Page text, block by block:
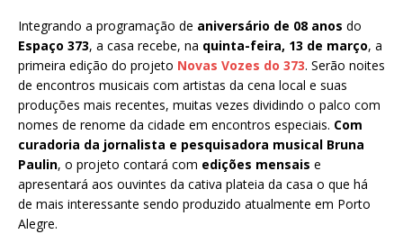
Integrando a programação de aniversário de 08 anos do
Espaço 373, a casa recebe, na quinta-feira, 13 de março, a
primeira edição do projeto Novas Vozes do 373. Serão noites
de encontros musicais com artistas da cena local e suas
produções mais recentes, muitas vezes dividindo o palco com
nomes de renome da cidade em encontros especiais. Com
curadoria da jornalista e pesquisadora musical Bruna
Paulin, o projeto contará com edições mensais e
apresentará aos ouvintes da cativa plateia da casa o que há
de mais interessante sendo produzido atualmente em Porto
Alegre.